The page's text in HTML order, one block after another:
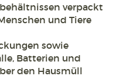
verpackt
und Tiere
sowie
Batterien und
den Hausmüll